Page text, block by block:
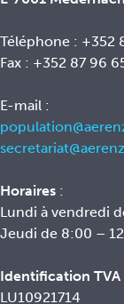
Téléphone : +352
Fax : +352 87 96
E-mail :
Horaires :
Lundi à vendredi
Jeudi de 8:00 –
Identification TVA
LU10921714